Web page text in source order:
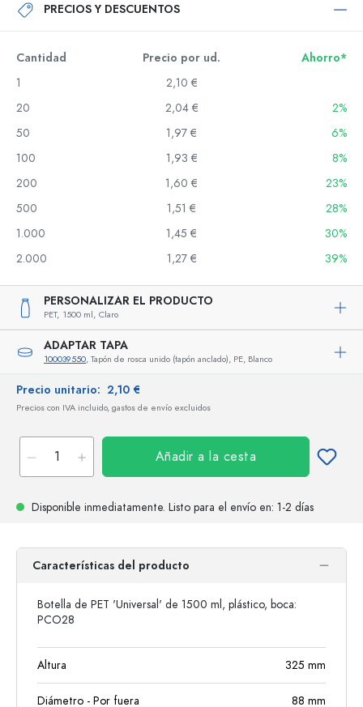
PRECIOS Y DESCUENTOS
Cantidad Precio por ud.
Ahorro*
1
2,10 €
20
2,04 €
2%
50
1,97 €
6%
100
1,93 €
8%
200
1,60 €
23%
500
1,51 €
28%
1.000
1,45 €
30%
2.000
1,27 € 39%
PERSONALIZAR EL PRODUCTO
PET, 1500 ml, Claro
ADAPTAR TAPA
100039550, Tapón de rosca unido (tapón anclado), PE, Blanco
Precio unitario: 2,10 €
Precios con IVA incluido, gastos de envío excluidos
Añadir a la cesta
Disponible inmediatamente. Listo para el envío en: 1-2 días
Características del producto
Botella de PET 'Universal' de 1500 ml, plástico, boca:
PCO28
Altura 325 mm
Diámetro - Por fuera 88 mm